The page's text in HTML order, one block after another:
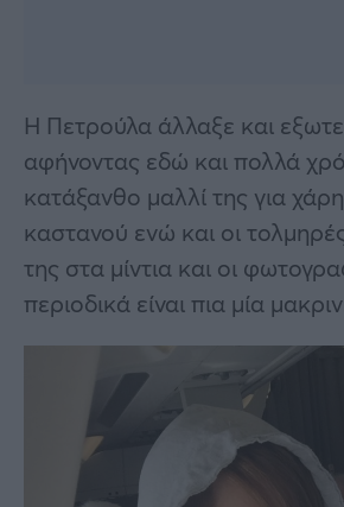
Η Πετρούλα άλλαξε και
αφήνοντας εδώ και πολλά
κατάξανθο μαλλί της για
καστανού ενώ και οι
της στα μίντια και οι
περιοδικά είναι πια μία